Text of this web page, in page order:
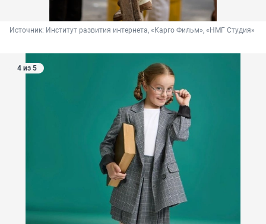
Источник: Институт развития интернета, «Карго Фильм», «НМГ Студия»
4 из 5